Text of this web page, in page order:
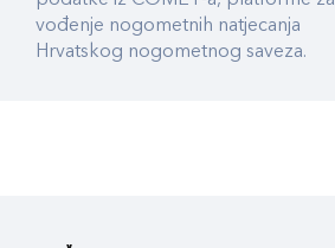
vođenje nogometnih natjecanja
Hrvatskog nogometnog saveza.